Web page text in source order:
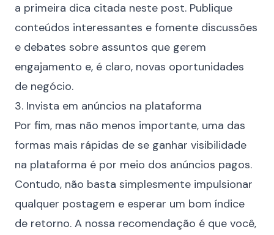
a primeira dica citada neste post. Publique
conteúdos interessantes e fomente discussões
e debates sobre assuntos que gerem
engajamento e, é claro, novas oportunidades
de negócio.
3. Invista em anúncios na plataforma
Por fim, mas não menos importante, uma das
formas mais rápidas de se ganhar visibilidade
na plataforma é por meio dos anúncios pagos.
Contudo, não basta simplesmente impulsionar
qualquer postagem e esperar um bom índice
de retorno. A nossa recomendação é que você,